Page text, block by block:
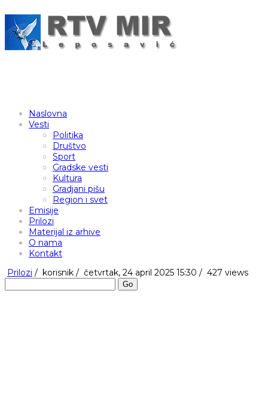
Naslovna
Vesti
Politika
Društvo
Sport
Gradske vesti
Kultura
Gradjani pišu
Region i svet
Emisije
Prilozi
Materijal iz arhive
O nama
Kontakt
Prilozi / korisnik / četvrtak, 24 april 2025 15:30 / 427 views
Go